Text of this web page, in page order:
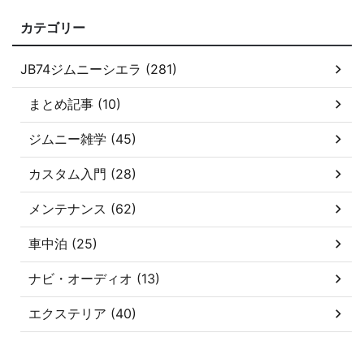
カテゴリー
JB74ジムニーシエラ (281)
まとめ記事 (10)
ジムニー雑学 (45)
カスタム入門 (28)
メンテナンス (62)
車中泊 (25)
ナビ・オーディオ (13)
エクステリア (40)